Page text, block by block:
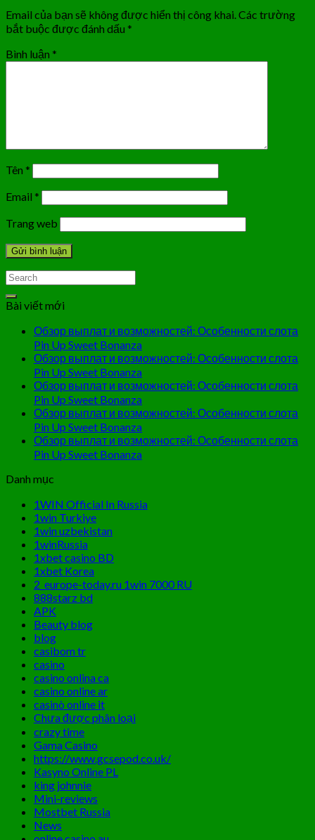
Email của bạn sẽ không được hiển thị công khai.Các trường
bắt buộc được đánh dấu *
Bình luận *
Tên *
Email *
Trang web
Bài viết mới
Обзор выплат и возможностей: Особенности слота
Pin Up Sweet Bonanza
Обзор выплат и возможностей: Особенности слота
Pin Up Sweet Bonanza
Обзор выплат и возможностей: Особенности слота
Pin Up Sweet Bonanza
Обзор выплат и возможностей: Особенности слота
Pin Up Sweet Bonanza
Обзор выплат и возможностей: Особенности слота
Pin Up Sweet Bonanza
Danh mục
1WIN Official In Russia
1win Turkiye
1win uzbekistan
1winRussia
1xbet casino BD
1xbet Korea
2_europe-today.ru 1win 7000 RU
888starz bd
APK
Beauty blog
blog
casibom tr
casino
casino onlina ca
casino online ar
casinò online it
Chưa được phân loại
crazy time
Gama Casino
https://www.gcsepod.co.uk/
Kasyno Online PL
king johnnie
Mini-reviews
Mostbet Russia
News